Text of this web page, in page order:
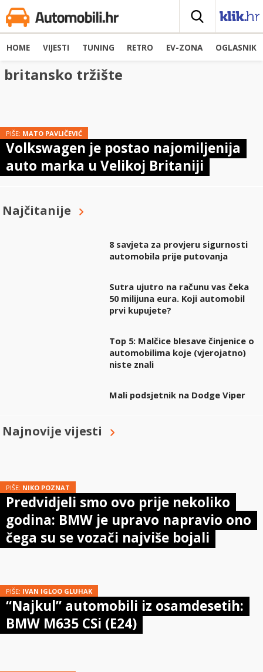
HOME VIJESTI TUNING RETRO EV-ZONA OGLASNIK
britansko tržište
PIŠE: MATO PAVLIČEVIĆ
Volkswagen je postao najomiljenija
auto marka u Velikoj Britaniji
Najčitanije
8 savjeta za provjeru sigurnosti
automobila prije putovanja
Sutra ujutro na računu vas čeka
50 milijuna eura. Koji automobil
prvi kupujete?
Top 5: Malčice blesave činjenice o
automobilima koje (vjerojatno)
niste znali
Mali podsjetnik na Dodge Viper
Najnovije vijesti
PIŠE: NIKO POZNAT
Predvidjeli smo ovo prije nekoliko
godina: BMW je upravo napravio ono
čega su se vozači najviše bojali
PIŠE: IVAN IGLOO GLUHAK
“Najkul” automobili iz osamdesetih:
BMW M635 CSi (E24)